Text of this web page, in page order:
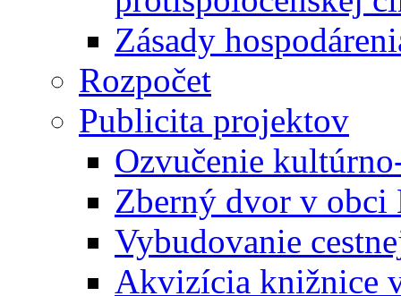
Zásady
Rozpočet
Publicita projektov
Ozvučenie
Zberný dvor v obci
Vybudovanie
Akvizícia knižnice